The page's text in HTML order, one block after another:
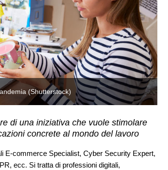
(Shutterstock)
di una iniziativa che vuole stimolare
concrete al mondo del lavoro
E-commerce Specialist, Cyber Security Expert,
ecc. Si tratta di professioni digitali,